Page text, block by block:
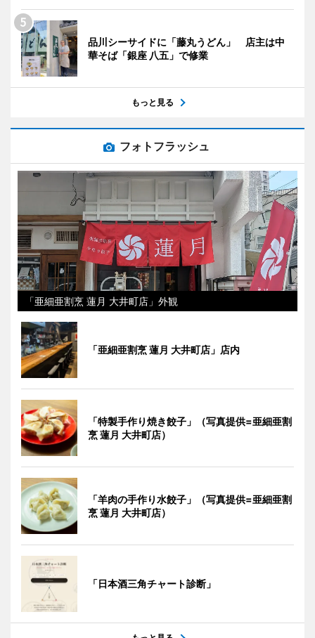
品川シーサイドに「藤丸うどん」 店主は中
華そば「銀座 八五」で修業
もっと見る
フォトフラッシュ
「亜細亜割烹 蓮月 大井町店」外観
「亜細亜割烹 蓮月 大井町店」店内
「特製手作り焼き餃子」（写真提供=亜細亜割
烹 蓮月 大井町店）
「羊肉の手作り水餃子」（写真提供=亜細亜割
烹 蓮月 大井町店）
「日本酒三角チャート診断」